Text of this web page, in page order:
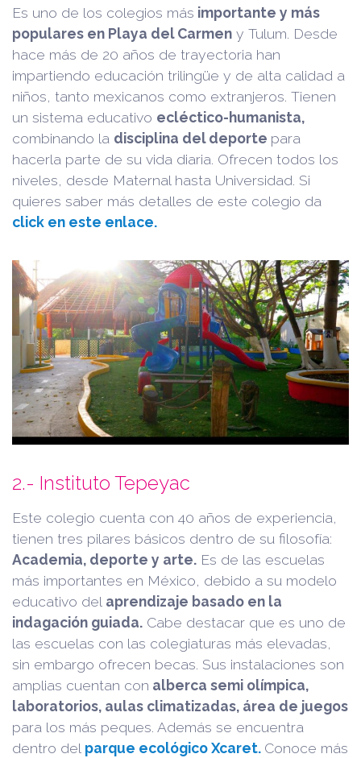
Es uno de los colegios más importante y más
populares en Playa del Carmen y Tulum. Desde
hace más de 20 años de trayectoria han
impartiendo educación trilingüe y de alta calidad a
niños, tanto mexicanos como extranjeros. Tienen
un sistema educativo ecléctico-humanista,
combinando la disciplina del deporte para
hacerla parte de su vida diaria. Ofrecen todos los
niveles, desde Maternal hasta Universidad. Si
quieres saber más detalles de este colegio da
click en este enlace.
2.- Instituto Tepeyac
Este colegio cuenta con 40 años de experiencia,
tienen tres pilares básicos dentro de su filosofía:
Academia, deporte y arte. Es de las escuelas
más importantes en México, debido a su modelo
educativo del aprendizaje basado en la
indagación guiada. Cabe destacar que es uno de
las escuelas con las colegiaturas más elevadas,
sin embargo ofrecen becas. Sus instalaciones son
amplias cuentan con alberca semi olímpica,
laboratorios, aulas climatizadas, área de juegos
para los más peques. Además se encuentra
dentro del parque ecológico Xcaret. Conoce más